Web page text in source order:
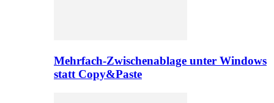
Mehrfach-Zwischenablage unter Windows
statt Copy&Paste